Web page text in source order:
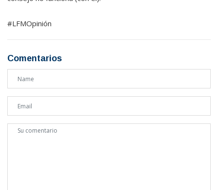
#LFMOpinión
Comentarios